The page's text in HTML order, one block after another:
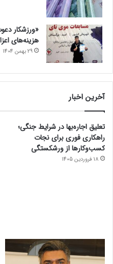
«ورزشکار
هزینه‌های
29 بهمن 1404
آخرین اخبار
تعلیق اجاره‌بها در شرایط جنگی؛
راهکاری فوری برای نجات
کسب‌وکارها از ورشکستگی
18 فروردین 1405